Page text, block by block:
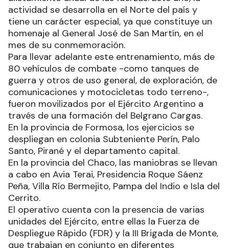
actividad se desarrolla en el Norte del país y
tiene un carácter especial, ya que constituye un
homenaje al General José de San Martín, en el
mes de su conmemoración.
Para llevar adelante este entrenamiento, más de
80 vehículos de combate -como tanques de
guerra y otros de uso general, de exploración, de
comunicaciones y motocicletas todo terreno-,
fueron movilizados por el Ejército Argentino a
través de una formación del Belgrano Cargas.
En la provincia de Formosa, los ejercicios se
despliegan en colonia Subteniente Perín, Palo
Santo, Pirané y el departamento capital.
En la provincia del Chaco, las maniobras se llevan
a cabo en Avia Terai, Presidencia Roque Sáenz
Peña, Villa Río Bermejito, Pampa del Indio e Isla del
Cerrito.
El operativo cuenta con la presencia de varias
unidades del Ejército, entre ellas la Fuerza de
Despliegue Rápido (FDR) y la III Brigada de Monte,
que trabajan en conjunto en diferentes